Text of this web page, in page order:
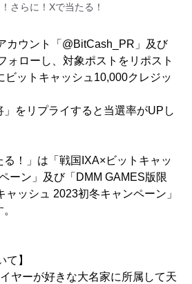
さらに！Xで当たる！
カウント「@BitCash_PR」及び
ォローし、対象ポストをリポスト
ビットキャッシュ10,000クレジッ
」をリプライすると当選率がUPし
！」は「戦国IXA×ビットキャッ
ーン」及び「DMM GAMES版限
ッシュ 2023初冬キャンペーン」
】
ヤーが好きな大名家に所属して天